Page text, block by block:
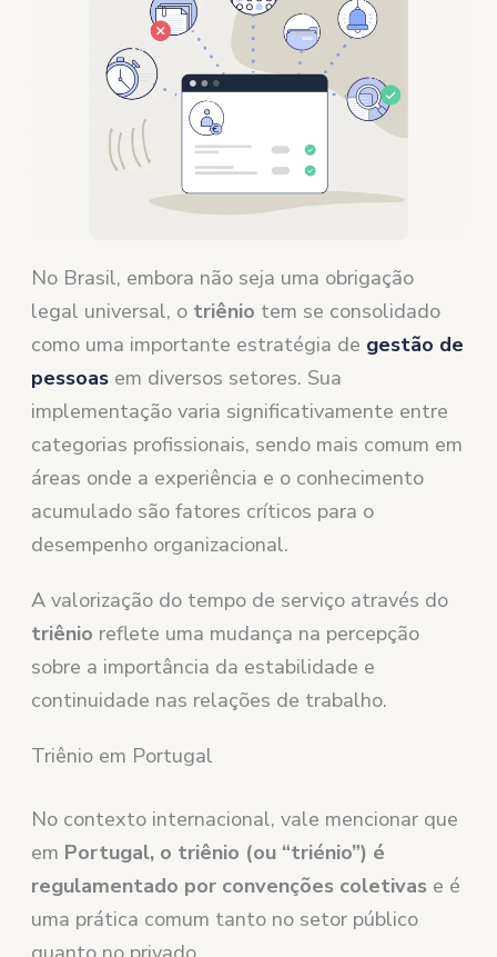
No Brasil, embora não seja uma obrigação
legal universal, o triênio tem se consolidado
como uma importante estratégia de gestão de
pessoas em diversos setores. Sua
implementação varia significativamente entre
categorias profissionais, sendo mais comum em
áreas onde a experiência e o conhecimento
acumulado são fatores críticos para o
desempenho organizacional.
A valorização do tempo de serviço através do
triênio reflete uma mudança na percepção
sobre a importância da estabilidade e
continuidade nas relações de trabalho.
Triênio em Portugal
No contexto internacional, vale mencionar que
em Portugal, o triênio (ou “triénio”) é
regulamentado por convenções coletivas e é
uma prática comum tanto no setor público